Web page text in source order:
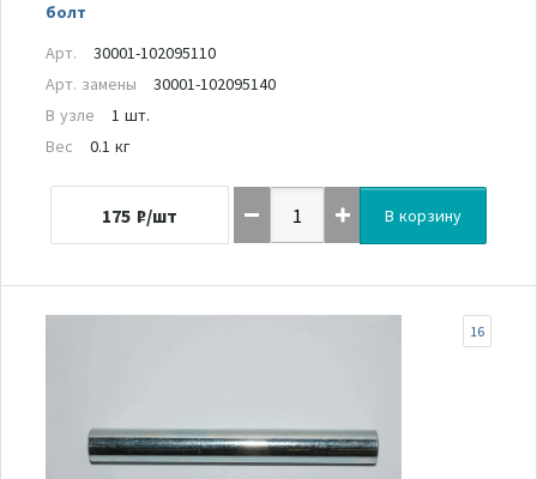
болт
Арт.
30001-102095110
Арт. замены
30001-102095140
В узле
1 шт.
Вес
0.1 кг
175 ₽/шт В корзину
16